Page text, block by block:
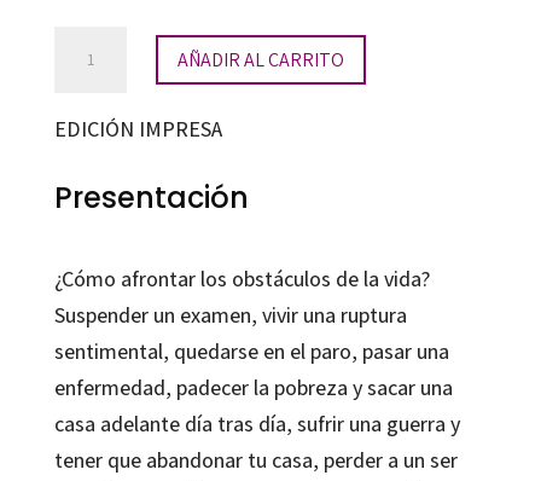
cantidad
AÑADIR AL CARRITO
EDICIÓN IMPRESA
Presentación
¿Cómo afrontar los obstáculos de la vida?
Suspender un examen, vivir una ruptura
sentimental, quedarse en el paro, pasar una
enfermedad, padecer la pobreza y sacar una
casa adelante día tras día, sufrir una guerra y
tener que abandonar tu casa, perder a un ser